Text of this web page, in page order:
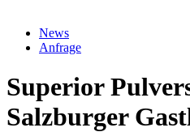
News
Anfrage
Superior
Salzburger